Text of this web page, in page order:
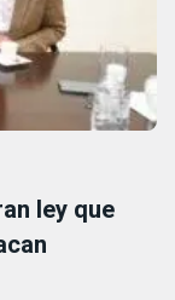
ley que